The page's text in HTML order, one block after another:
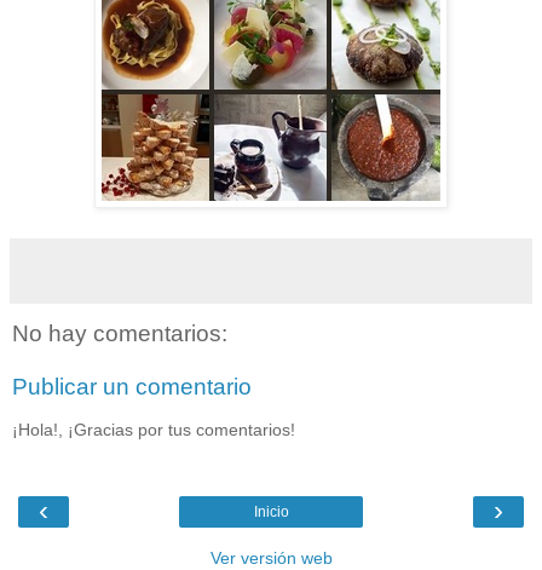
No hay comentarios:
Publicar un comentario
¡Hola!, ¡Gracias por tus comentarios!
‹ ›
Inicio
Ver versión web